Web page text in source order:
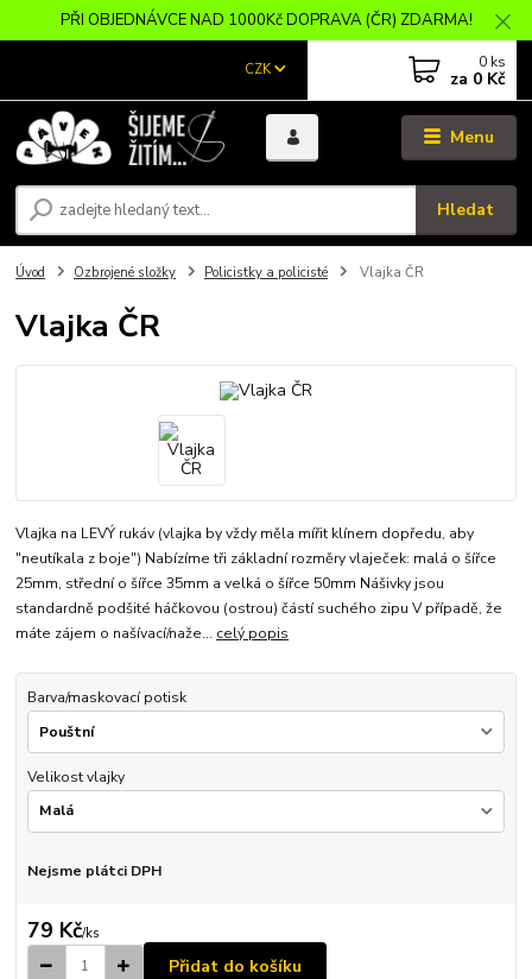
PŘI OBJEDNÁVCE NAD 1000Kč DOPRAVA (ČR) ZDARMA!
Menu
CZK
Hledat
0 ks
za 0 Kč
Úvod Ozbrojené složky Policistky a policisté Vlajka ČR
Vlajka ČR
Vlajka na LEVÝ rukáv (vlajka by vždy měla mířit klínem dopředu, aby
"neutíkala z boje") Nabízíme tři základní rozměry vlaječek: malá o šířce
25mm, střední o šířce 35mm a velká o šířce 50mm Nášivky jsou
standardně podšité háčkovou (ostrou) částí suchého zipu V případě, že
máte zájem o našívací/naže... celý popis
Barva/maskovací potisk
Velikost vlajky
Nejsme plátci DPH
79 Kč/ks
Přidat do košíku